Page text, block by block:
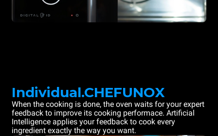
Individual.CHEFUNOX
When the cooking is done, the oven waits for your expert
feedback to improve its cooking performace. Artificial
Intelligence applies your feedback to cook every
ingredient exactly the way you want.